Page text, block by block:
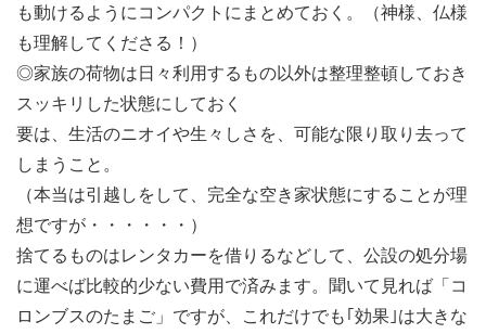
も動けるようにコンパクトにまとめておく。（神様、仏様
も理解してくださる！）
◎家族の荷物は日々利用するもの以外は整理整頓しておき
スッキリした状態にしておく
要は、生活のニオイや生々しさを、可能な限り取り去って
しまうこと。
（本当は引越しをして、完全な空き家状態にすることが理
想ですが・・・・・・）
捨てるものはレンタカーを借りるなどして、公設の処分場
に運べば比較的少ない費用で済みます。聞いて見れば「コ
ロンブスのたまご」ですが、これだけでも｢効果｣は大きな